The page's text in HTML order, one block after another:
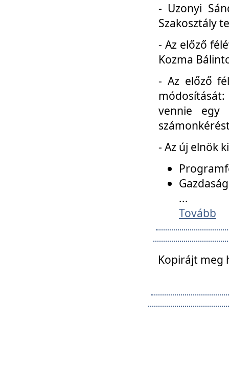
- Uzonyi
Szakosztály
- Az előző
Kozma
- Az előző
vennie egy
- Az új elnök
...
Tovább
Kopirájt meg